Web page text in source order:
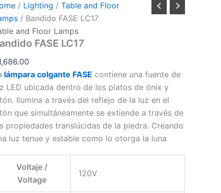
/ Lighting / Table and Floor
/ Bandido FASE LC17
and Floor Lamps
FASE LC17
lámpara colgante FASE contiene una fuente de
LED ubicada dentro de los platos de ónix y
Ilumina a través del reflejo de la luz en el
que simultáneamente se extiende a través de
propiedades translúcidas de la piedra. Creando
luz tenue y estable como lo otorga la luna
Voltaje /
Voltage
120V